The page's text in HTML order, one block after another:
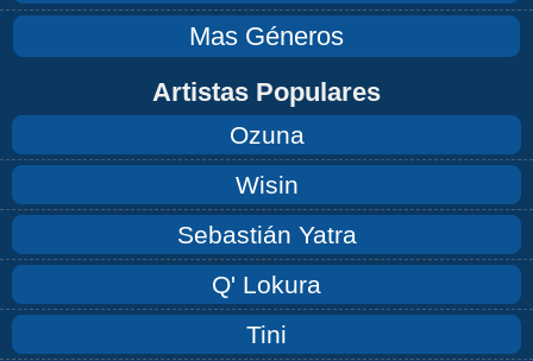
Mas Géneros
Artistas Populares
Ozuna
Wisin
Sebastián Yatra
Q' Lokura
Tini